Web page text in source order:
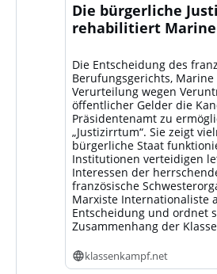
Die bürgerliche
rehabilitiert Marine
Die Entscheidung des
Berufungsgerichts,
Verurteilung wegen
öffentlicher Gelder die
Präsidentenamt zu
„Justizirrtum“. Sie zeigt
bürgerliche Staat
Institutionen verteidigen
Interessen der
französische
Marxiste Internationaliste
Entscheidung und ordnet
Zusammenhang der
klassenkampf.net